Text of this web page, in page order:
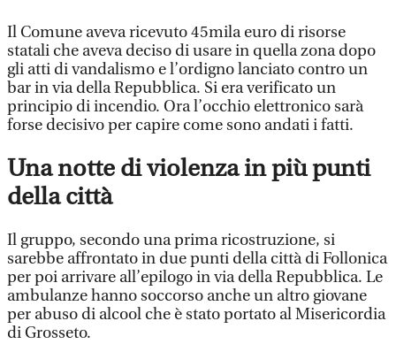
Il Comune aveva ricevuto 45mila euro di risorse
statali che aveva deciso di usare in quella zona dopo
gli atti di vandalismo e l’ordigno lanciato contro un
bar in via della Repubblica. Si era verificato un
principio di incendio. Ora l’occhio elettronico sarà
forse decisivo per capire come sono andati i fatti.
Una notte di violenza in più punti
della città
Il gruppo, secondo una prima ricostruzione, si
sarebbe affrontato in due punti della città di Follonica
per poi arrivare all’epilogo in via della Repubblica. Le
ambulanze hanno soccorso anche un altro giovane
per abuso di alcool che è stato portato al Misericordia
di Grosseto.